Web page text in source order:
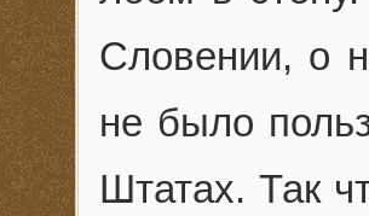
Словении, о
не было
Штатах. Так